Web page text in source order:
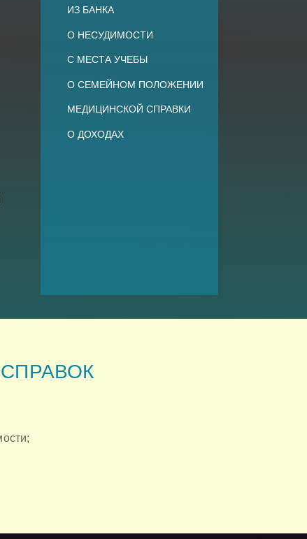
ИЗ БАНКА
О НЕСУДИМОСТИ
С МЕСТА УЧЕБЫ
О СЕМЕЙНОМ ПОЛОЖЕНИИ
МЕДИЦИНСКОЙ СПРАВКИ
О ДОХОДАХ